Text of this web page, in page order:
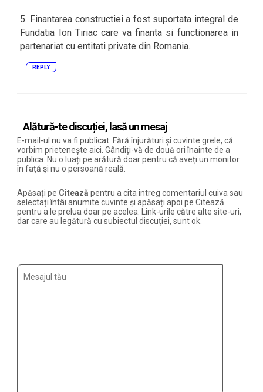
5. Finantarea constructiei a fost suportata integral de
Fundatia Ion Tiriac care va finanta si functionarea in
partenariat cu entitati private din Romania.
REPLY
Alătură-te discuției, lasă un mesaj
E-mail-ul nu va fi publicat. Fără înjurături și cuvinte grele, că
vorbim prietenește aici. Gândiți-vă de două ori înainte de a
publica. Nu o luați pe arătură doar pentru că aveți un monitor
în față și nu o persoană reală.
Apăsați pe Citează pentru a cita întreg comentariul cuiva sau
selectați întâi anumite cuvinte și apăsați apoi pe Citează
pentru a le prelua doar pe acelea. Link-urile către alte site-uri,
dar care au legătură cu subiectul discuției, sunt ok.